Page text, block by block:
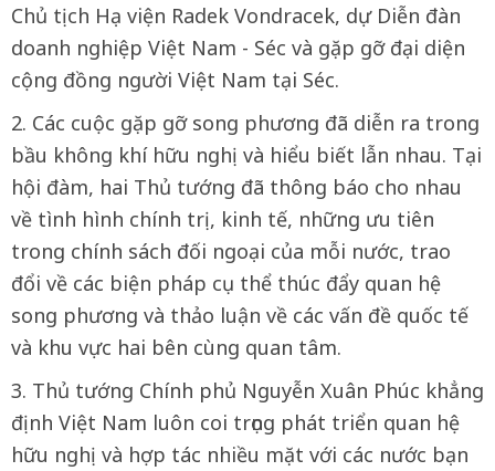
Chủ tịch Hạ viện Radek Vondracek, dự Diễn đàn
doanh nghiệp Việt Nam - Séc và gặp gỡ đại diện
cộng đồng người Việt Nam tại Séc.
2. Các cuộc gặp gỡ song phương đã diễn ra trong
bầu không khí hữu nghị và hiểu biết lẫn nhau. Tại
hội đàm, hai Thủ tướng đã thông báo cho nhau
về tình hình chính trị, kinh tế, những ưu tiên
trong chính sách đối ngoại của mỗi nước, trao
đổi về các biện pháp cụ thể thúc đẩy quan hệ
song phương và thảo luận về các vấn đề quốc tế
và khu vực hai bên cùng quan tâm.
3. Thủ tướng Chính phủ Nguyễn Xuân Phúc khẳng
định Việt Nam luôn coi trọng phát triển quan hệ
hữu nghị và hợp tác nhiều mặt với các nước bạn